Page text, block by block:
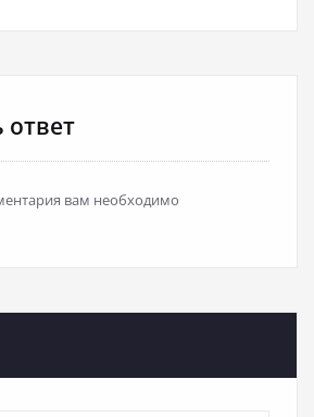
ответ
вам необходимо